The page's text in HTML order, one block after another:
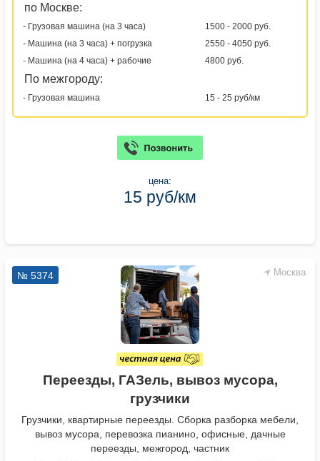
по Москве:
- Грузовая машина (на 3 часа)
1500 - 2000 руб.
- Машина (на 3 часа) + погрузка
2550 - 4050 руб.
- Машина (на 4 часа) + рабочие
4800 руб.
По межгороду:
- Грузовая машина 15 - 25 руб/км
цена:
15 руб/км
Москва
№ 5374
Переезды, ГАЗель, вывоз мусора,
грузчики
Грузчики, квартирные переезды. Сборка разборка мебели,
вывоз мусора, перевозка пианино, офисные, дачные
переезды, межгород, частник